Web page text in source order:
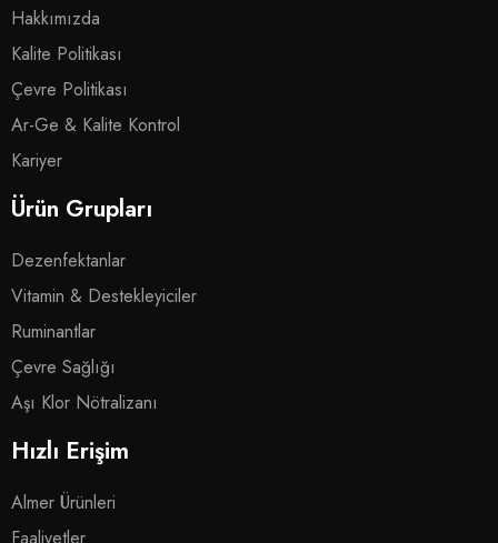
Hakkımızda
Kalite Politikası
Çevre Politikası
Ar-Ge & Kalite Kontrol
Kariyer
Ürün Grupları
Dezenfektanlar
Vitamin & Destekleyiciler
Ruminantlar
Çevre Sağlığı
Aşı Klor Nötralizanı
Hızlı Erişim
Almer Ürünleri
Faaliyetler